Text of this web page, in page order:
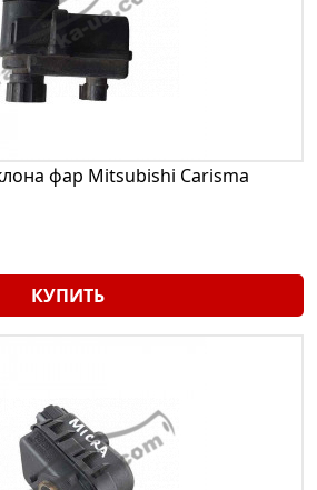
фар Mitsubishi Carisma
КУПИТЬ